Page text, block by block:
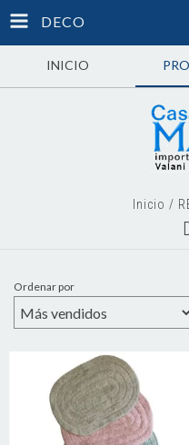
DECO
INICIO
Inicio /
Ordenar por